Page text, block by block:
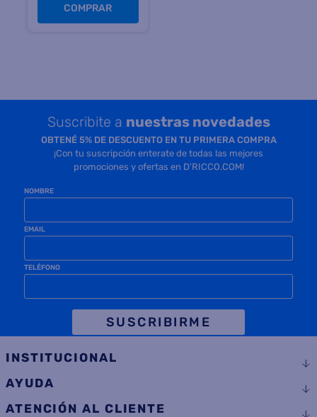
COMPRAR
Suscribite a nuestras novedades
OBTENÉ 5% DE DESCUENTO EN TU PRIMERA COMPRA
¡Con tu suscripción enterate de todas las mejores
promociones y ofertas en D'RICCO.COM!
NOMBRE
EMAIL
TELÉFONO
SUSCRIBIRME
INSTITUCIONAL
AYUDA
ATENCIÓN AL CLIENTE